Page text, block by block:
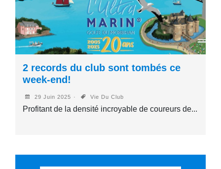
2 records du club sont tombés ce
week-end!
29 Juin 2025 Vie Du Club
Profitant de la densité incroyable de coureurs de...